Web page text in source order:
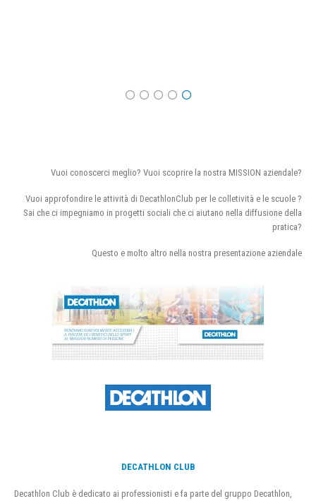
Vuoi conoscerci meglio? Vuoi scoprire la nostra MISSION aziendale?
Vuoi approfondire le attività di DecathlonClub per le colletività e le scuole ?
Sai che ci impegniamo in progetti sociali che ci aiutano nella diffusione della
pratica?
Questo e molto altro nella nostra presentazione aziendale
DECATHLON CLUB
Decathlon Club è dedicato ai professionisti e fa parte del gruppo Decathlon,